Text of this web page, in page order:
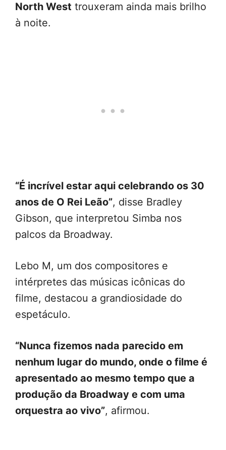
North West trouxeram ainda mais brilho
à noite.
“É incrível estar aqui celebrando os 30
anos de O Rei Leão”, disse Bradley
Gibson, que interpretou Simba nos
palcos da Broadway.
Lebo M, um dos compositores e
intérpretes das músicas icônicas do
filme, destacou a grandiosidade do
espetáculo.
“Nunca fizemos nada parecido em
nenhum lugar do mundo, onde o filme é
apresentado ao mesmo tempo que a
produção da Broadway e com uma
orquestra ao vivo”, afirmou.